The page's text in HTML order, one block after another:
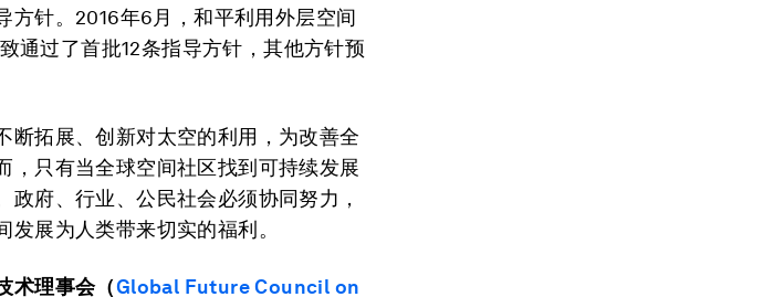
方针。2016年6月，和平利用外层空间
通过了首批12条指导方针，其他方针预
断拓展、创新对太空的利用，为改善全
，只有当全球空间社区找到可持续发展
府、行业、公民社会必须协同努力，
展为人类带来切实的福利。
术理事会（Global Future Council on